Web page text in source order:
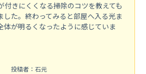
付きにくくなる掃除のコツを教えても
した。終わってみると部屋へ入る光ま
体が明るくなったように感じていま
投稿者：石元